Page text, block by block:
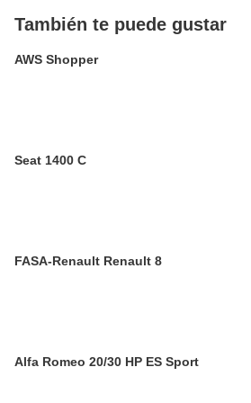
También te puede gustar
AWS Shopper
Seat 1400 C
FASA-Renault Renault 8
Alfa Romeo 20/30 HP ES Sport